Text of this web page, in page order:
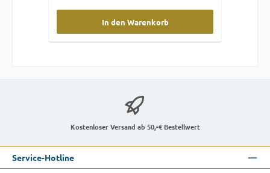
In den Warenkorb
Kostenloser Versand ab 50,-€ Bestellwert
Service-Hotline